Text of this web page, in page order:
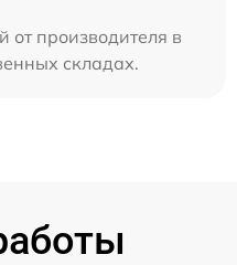
от производителя в
складах.